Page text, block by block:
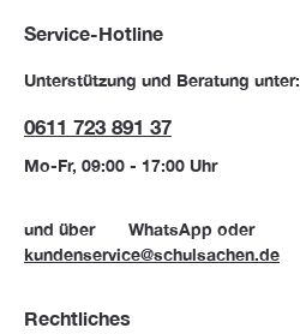
Service-Hotline
Unterstützung und Beratung unter:
0611 723 891 37
Mo-Fr, 09:00 - 17:00 Uhr
und über WhatsApp oder
kundenservice@schulsachen.de
Rechtliches